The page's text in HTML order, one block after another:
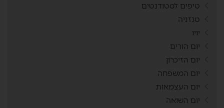
טיפים לסטודנטים
טנזניה
יויו
יום הורים
יום הזיכרון
יום המשפחה
יום העצמאות
יום השואה